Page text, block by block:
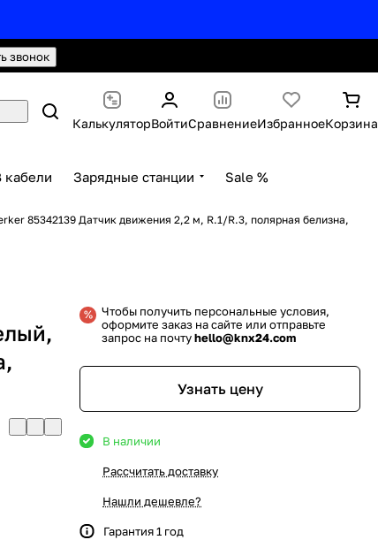
звонок
КалькуляторВойтиСравнениеИзбранноеКорзина
кабели Зарядные станции Sale %
85342139 Датчик движения 2,2 м, R.1/R.3, полярная белизна,
Чтобы получить персональные условия,
оформите заказ на сайте или отправьте
запрос на почтуhello@knx24.com
Узнать цену
В наличии
Рассчитать доставку
Нашли дешевле?
Гарантия 1 год